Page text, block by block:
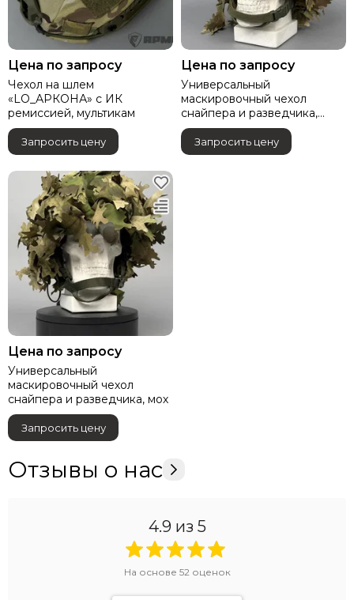
Цена по запросу
Чехол на шлем
«LO_АРКОНА» c ИК
ремиссией, мультикам
Запросить цену
Цена по запросу
Универсальный
маскировочный чехол
снайпера и разведчика,
мультикам
Запросить цену
Цена по запросу
Универсальный
маскировочный чехол
снайпера и разведчика, мох
Запросить цену
Отзывы о нас
4.9 из 5
На основе 52оценок